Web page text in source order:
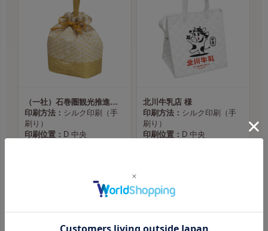
（一社）石巻圏観光推進機構様
印刷方法： シルク印刷（手
刷り）
印刷位置： D 中央
北川牛乳店 様
印刷方法： シルク印刷（手
刷り）
印刷位置： D 中央
（No.5）
商品ページへ